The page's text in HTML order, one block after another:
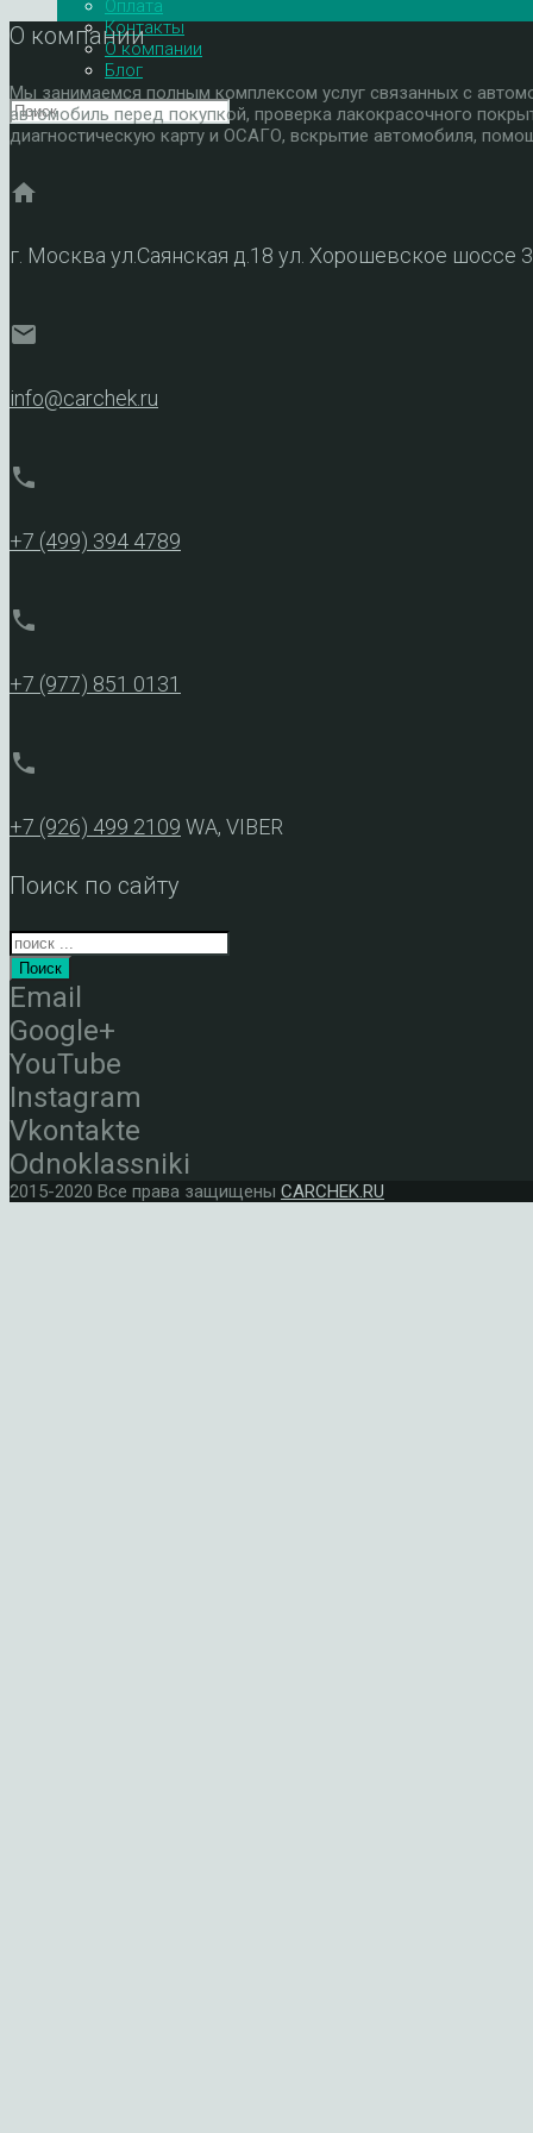
Оплата
Контакты
О компании
Блог
О компании
Мы занимаемся полным комплексом услуг связанных с
автомобиль перед покупкой, проверка лакокрасочного
диагностическую карту и ОСАГО, вскрытие автомобиля,
home
г. Москва ул.Саянская д.18 ул. Хорошевское шоссе
mail
info@carchek.ru
phone
+7 (499) 394 4789
phone
+7 (977) 851 0131
phone
+7 (926) 499 2109 WA, VIBER
Поиск по сайту
Поиск
Email
Google+
YouTube
Instagram
Vkontakte
Odnoklassniki
2015-2020 Все права защищены CARCHEK.RU